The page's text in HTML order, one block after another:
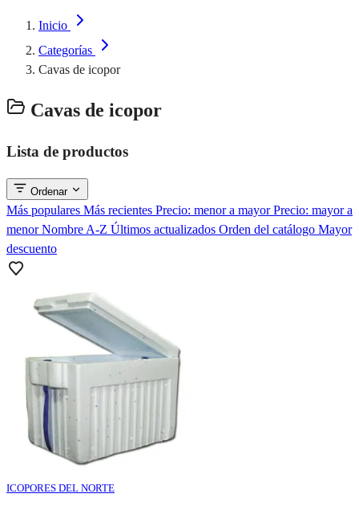
Inicio
Categorías
Cavas de icopor
Cavas de icopor
Lista de productos
Ordenar
Más populares Más recientes Precio: menor a mayorPrecio: mayor a
menorNombre A-Z Últimos actualizados Orden del catálogo Mayor
descuento
ICOPORES DEL NORTE